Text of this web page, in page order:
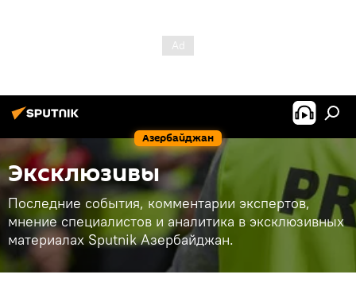
Азербайджан
Эксклюзивы
Последние события, комментарии экспертов,
мнение специалистов и аналитика в эксклюзивных
материалах Sputnik Азербайджан.